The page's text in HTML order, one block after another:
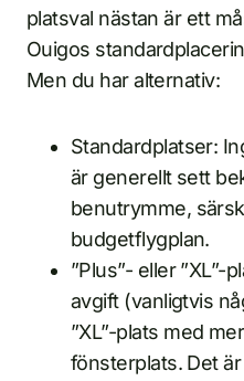
platsval nästan är ett
Ouigos
Men du har alternativ:
Standardplatser:
är generellt sett
benutrymme,
budgetflygplan.
”Plus”- eller ”XL”-
avgift (vanligtvis
”XL”-plats med
fönsterplats. Det